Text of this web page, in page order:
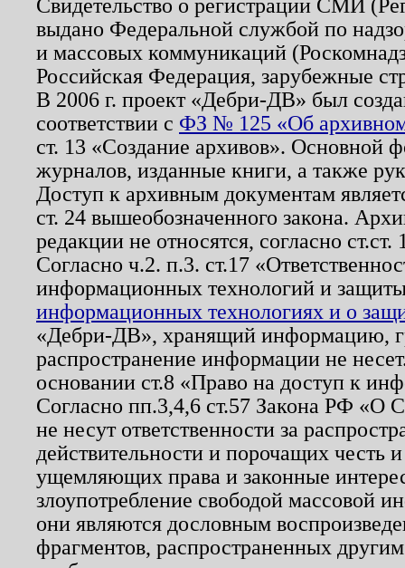
Свидетельство о регистрации СМИ
выдано Федеральной службой по
и массовых коммуникаций
Российская Федерация, зарубежные
В 2006 г. проект «Дебри-ДВ» был
соответствии с ФЗ № 125 «Об
ст. 13 «Создание архивов». Основной
журналов, изданные книги, а также
Доступ к архивным документам
ст. 24 вышеобозначенного закона.
редакции не относятся, согласно
Согласно ч.2. п.3. ст.17
информационных технологий и
информационных технологиях и о
«Дебри-ДВ», хранящий информацию,
распространение информации не
основании ст.8 «Право на доступ к
Согласно пп.3,4,6 ст.57 Закона РФ «О
не несут ответственности за
действительности и порочащих честь
ущемляющих права и законные
злоупотребление свободой массовой
они являются дословным
фрагментов, распространенных